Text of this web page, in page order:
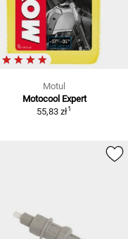
Motul
Motocool Expert
55,83 zł1